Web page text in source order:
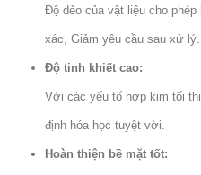
Độ dẻo của vật liệu cho
xác, Giảm yêu cầu sau xử lý.
Độ tinh khiết cao:
Với các yếu tố hợp kim tối
định hóa học tuyệt vời.
Hoàn thiện bề mặt tốt: